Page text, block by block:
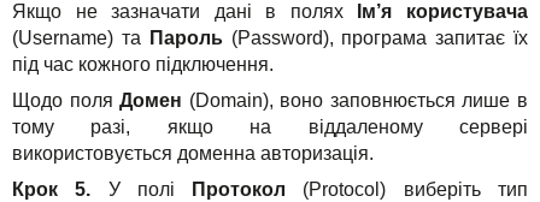
Якщо не зазначати дані в полях
Ім’я користувача
(Username) та
Пароль (Password), програма запитає їх
під час кожного підключення.
Щодо поляДомен (Domain), воно заповнюється лише в
тому разі, якщо на віддаленому сервері
використовується доменна авторизація.
Крок 5. У полі Протокол (Protocol) виберіть тип